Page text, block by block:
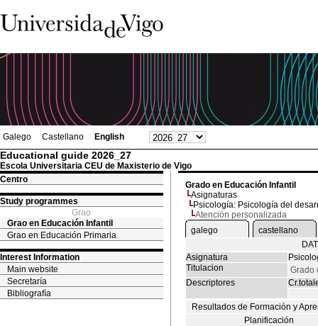
Galego Castellano English
Educational guide 2026_27
Escola Universitaria CEU de Maxisterio de Vigo
Centro
Study programmes
Grao
Grao en Educación Infantil
Grao en Educación Primaria
Interest Information
Main website
Secretaría
Bibliografía
Grado en Educación Infantil
Asignaturas
Psicología: Psicología del
Atención personalizada
galego
castellano
Asignatura
Titulacion
Grado
Descriptores
Resultados de Formación y
Planificación